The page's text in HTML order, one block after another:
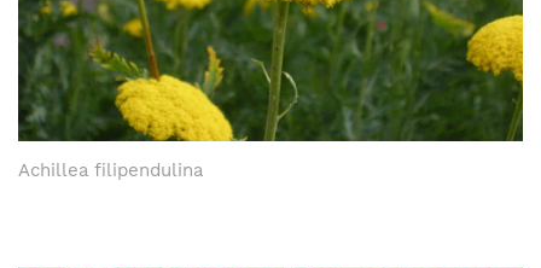
Achillea filipendulina